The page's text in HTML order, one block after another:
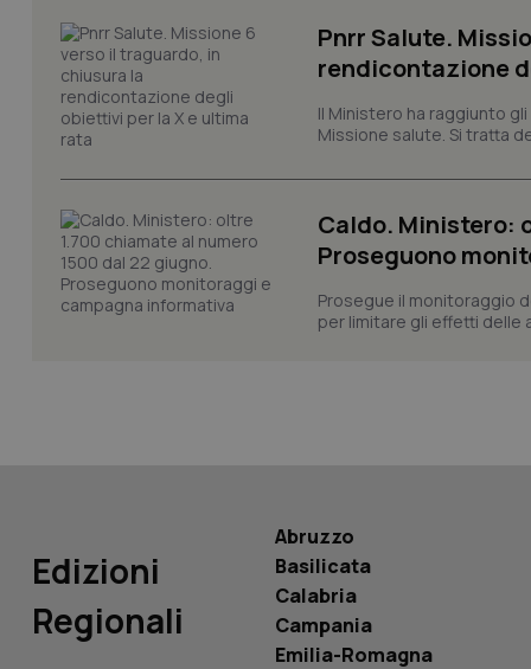
Pnrr Salute.
rendicontazione
Il Ministero ha raggiunto
Missione salute. Si tratta
Caldo. Ministero:
Proseguono
Prosegue il monitoraggio
per limitare gli effetti delle
Edizioni
Regionali
Abruzzo
Basilicata
Calabria
Campania
Emilia-Romagna
Nome
_ga_0VMQEQKQ1N